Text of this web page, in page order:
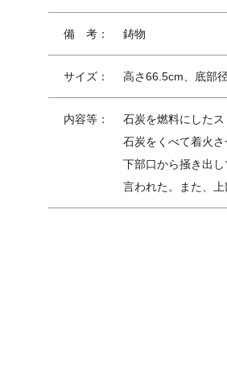
備 考： 鋳物
サイズ： 高さ66.5cm、底部
内容等：
石炭を燃料にした
石炭をくべて着火
下部口から掻き出
言われた。また、上